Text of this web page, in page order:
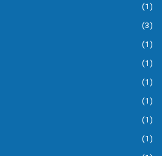
(1)
(3)
(1)
(1)
(1)
(1)
(1)
(1)